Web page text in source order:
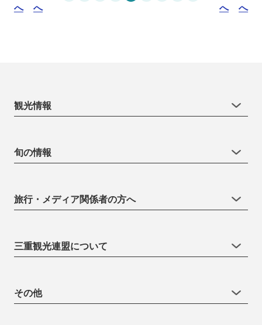
へ
へ
へ
へ
観光情報
旬の情報
旅行・メディア関係者の方へ
三重観光連盟について
その他